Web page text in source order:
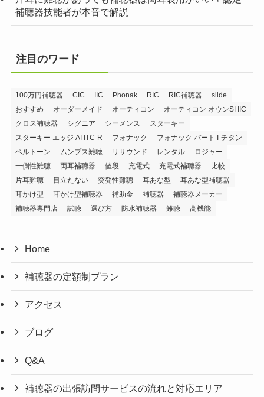
補聴器技能者が本音で解説
注目のワード
100万円補聴器 CIC IIC Phonak RIC RIC補聴器
slide
おすすめ
オーダーメイド オーティコン
オーティコン オウンSI IIC
クロス補聴器
シグニア シーメンス
スターキー
スターキー エッジ AI ITC-R
フォナック
フォナック バート I-チタン
ベルトーン
ムンプス難聴 リサウンド レンタル
ロジャー
一側性難聴
両耳補聴器 値段 充電式 充電式補聴器
比較
片耳難聴
目立たない 突発性難聴 耳あな型
耳あな型補聴器
耳かけ型
耳かけ型補聴器 補助金 補聴器
補聴器メーカー
補聴器専門店
試聴 選び方 防水補聴器 難聴 高機能
Home
補聴器の定額制プラン
アクセス
ブログ
Q&A
補聴器の出張訪問サービスの流れと対応エリア